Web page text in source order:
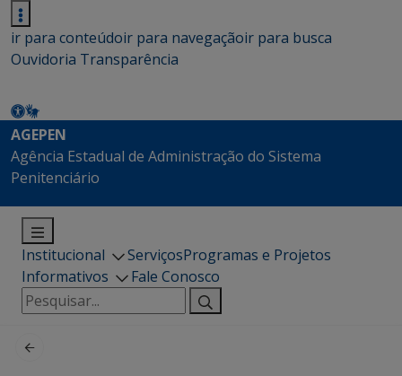
ir para conteúdoir para navegaçãoir para busca
Ouvidoria Transparência
AGEPEN
Agência Estadual de Administração do Sistema
Penitenciário
Institucional ServiçosProgramas e Projetos
Informativos
Fale Conosco
Pesquisar
por: